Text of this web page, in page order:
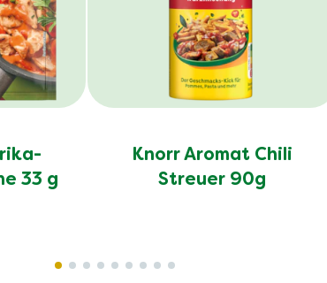
33 g
Knorr Aromat Chili
Streuer 90g